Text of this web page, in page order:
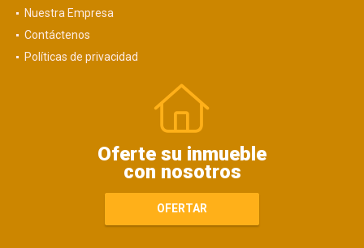
Nuestra Empresa
Contáctenos
Políticas de privacidad
Oferte su inmueble
con nosotros
OFERTAR